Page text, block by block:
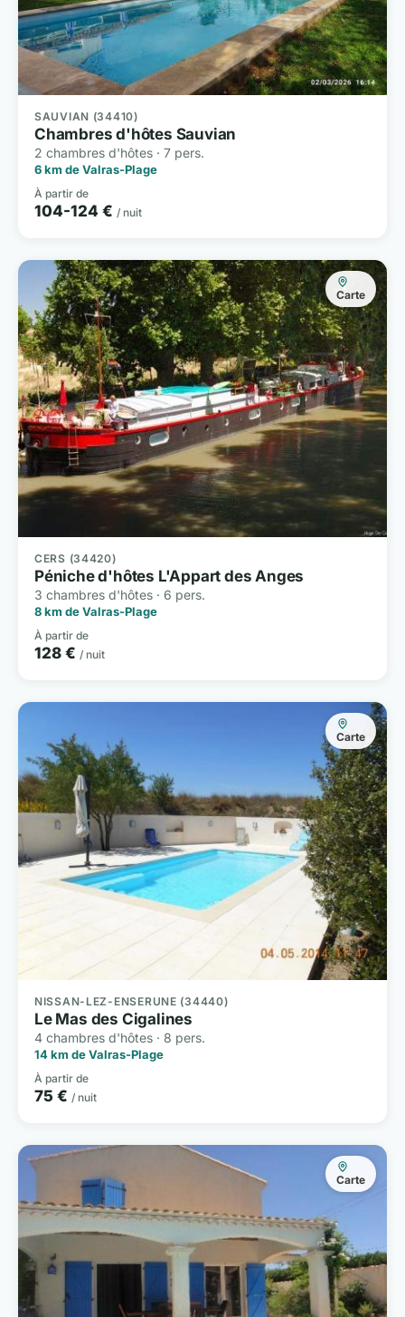
SAUVIAN (34410)
Chambres d'hôtes Sauvian
2 chambres d'hôtes · 7 pers.
6 km de Valras-Plage
À partir de
104-124 € / nuit
Carte
CERS (34420)
Péniche d'hôtes L'Appart des Anges
3 chambres d'hôtes · 6 pers.
8 km de Valras-Plage
À partir de
128 € / nuit
Carte
NISSAN-LEZ-ENSERUNE (34440)
Le Mas des Cigalines
4 chambres d'hôtes · 8 pers.
14 km de Valras-Plage
À partir de
75 € / nuit
Carte